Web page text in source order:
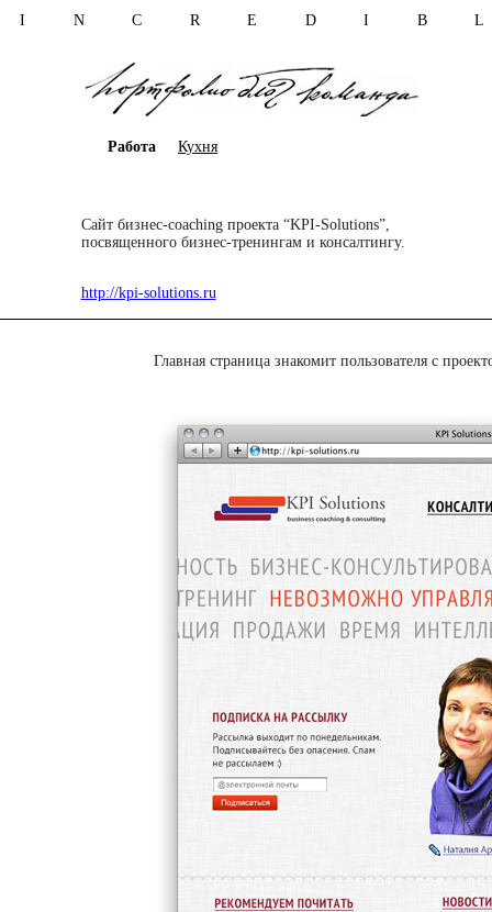
N C R E D I B
Работа Кухня
Сайт бизнес-coaching проекта “KPI-Solutions”,
посвященного бизнес-тренингам и консалтингу.
http://kpi-solutions.ru
Главная страница знакомит пользователя с